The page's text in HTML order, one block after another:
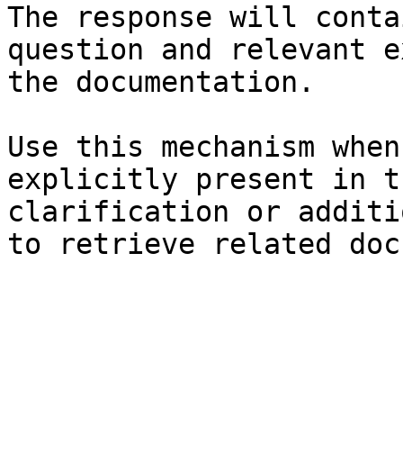
The response will
question and relevant
the documentation.
Use this mechanism
explicitly present in
clarification or